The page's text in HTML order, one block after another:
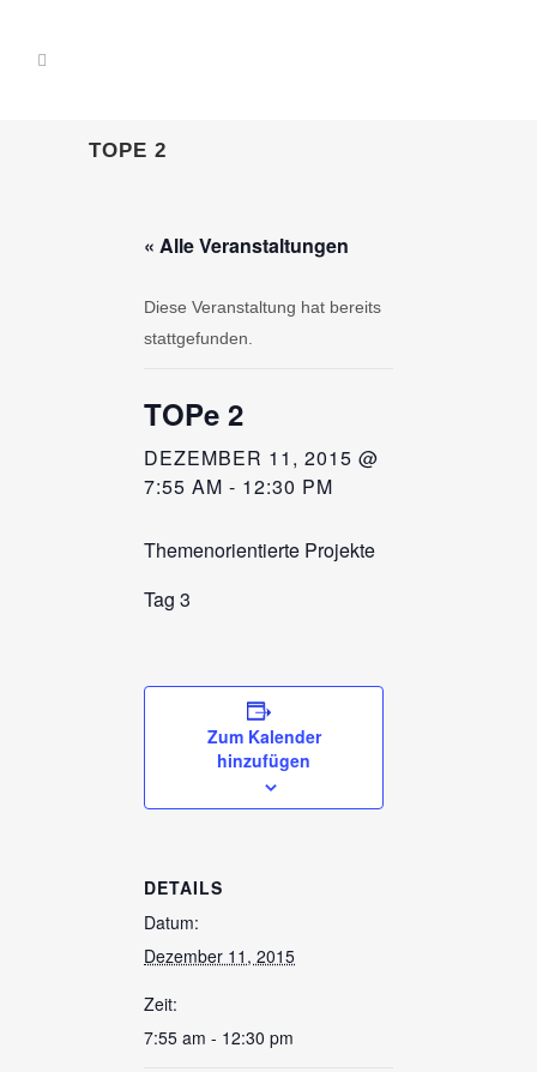
TOPE 2
« Alle Veranstaltungen
Diese Veranstaltung hat bereits
stattgefunden.
TOPe 2
DEZEMBER 11, 2015 @
7:55 AM - 12:30 PM
Themenorientierte Projekte
Tag 3
Zum Kalender
hinzufügen
DETAILS
Datum:
Dezember 11, 2015
Zeit:
7:55 am - 12:30 pm